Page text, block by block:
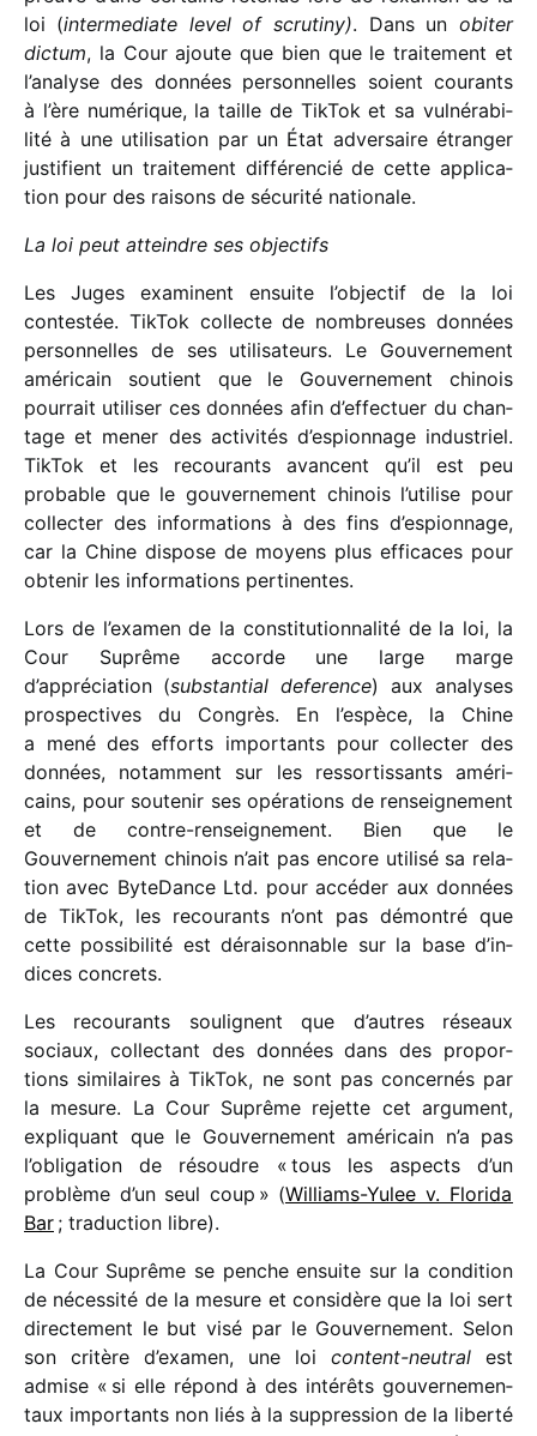
loi (inter­me­diate level of scru­tiny). Dans un obiter
dictum, la Cour ajoute que bien que le trai­te­ment et
l’analyse des données person­nelles soient courants
à l’ère numé­rique, la taille de TikTok et sa vulné­ra­bi­
lité à une utili­sa­tion par un État adver­saire étran­ger
justi­fient un trai­te­ment diffé­ren­cié de cette appli­ca­
tion pour des raisons de sécu­rité nationale.
La loi peut atteindre ses objectifs
Les Juges examinent ensuite l’ob­jec­tif de la loi
contes­tée. TikTok collecte de nombreuses données
person­nelles de ses utili­sa­teurs. Le Gouvernement
améri­cain soutient que le Gouvernement chinois
pour­rait utili­ser ces données afin d’effectuer du chan­
tage et mener des acti­vi­tés d’espionnage indus­triel.
TikTok et les recou­rants avancent qu’il est peu
probable que le gouver­ne­ment chinois l’utilise pour
collec­ter des infor­ma­tions à des fins d’es­pion­nage,
car la Chine dispose de moyens plus effi­caces pour
obte­nir les infor­ma­tions pertinentes.
Lors de l’exa­men de la consti­tu­tion­na­lité de la loi, la
Cour Suprême accorde une large marge
d’appréciation (substan­tial defe­rence) aux analyses
pros­pec­tives du Congrès. En l’espèce, la Chine
a mené des efforts impor­tants pour collec­ter des
données, notam­ment sur les ressor­tis­sants améri­
cains, pour soute­nir ses opéra­tions de rensei­gne­ment
et de contre-rensei­gne­ment. Bien que le
Gouvernement chinois n’ait pas encore utilisé sa rela­
tion avec ByteDance Ltd. pour accé­der aux données
de TikTok, les recou­rants n’ont pas démon­tré que
cette possi­bi­lité est dérai­son­nable sur la base d’in­
dices concrets.
Les recou­rants soulignent que d’autres réseaux
sociaux, collec­tant des données dans des propor­
tions simi­laires à TikTok, ne sont pas concer­nés par
la mesure. La Cour Suprême rejette cet argu­ment,
expli­quant que le Gouvernement améri­cain n’a pas
l’obligation de résoudre « tous les aspects d’un
problème d’un seul coup » (Williams-Yulee v. Florida
Bar ; traduc­tion libre).
La Cour Suprême se penche ensuite sur la condi­tion
de néces­sité de la mesure et consi­dère que la loi sert
direc­te­ment le but visé par le Gouvernement. Selon
son critère d’examen, une loi content-neutral est
admise « si elle répond à des inté­rêts gouver­ne­men­
taux impor­tants non liés à la suppres­sion de la liberté